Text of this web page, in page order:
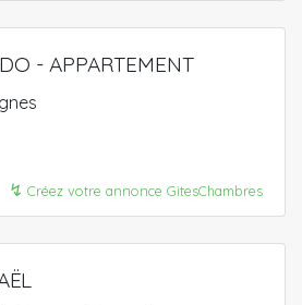
- APPARTEMENT
↯ Créez votre annonce GitesChambres